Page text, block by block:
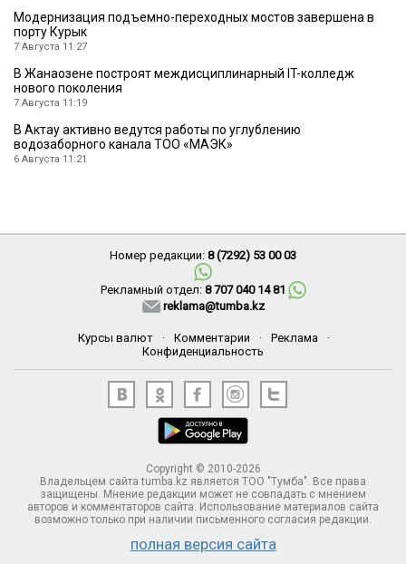
Модернизация подъемно-переходных мостов завершена в
порту Курык
7 Августа 11:27
В Жанаозене построят междисциплинарный IT-колледж
нового поколения
7 Августа 11:19
В Актау активно ведутся работы по углублению
водозаборного канала ТОО «МАЭК»
6 Августа 11:21
Номер редакции: 8 (7292) 53 00 03
Рекламный отдел: 8 707 040 14 81
reklama@tumba.kz
Курсы валют · Комментарии · Реклама
·
Конфиденциальность
Copyright © 2010-2026
Владельцем сайта tumba.kz является ТОО "Тумба". Все права
защищены. Мнение редакции может не совпадать с мнением
авторов и комментаторов сайта. Использование материалов сайта
возможно только при наличии письменного согласия редакции.
полная версия сайта